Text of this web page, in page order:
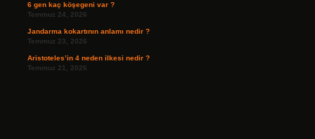
6 gen kaç köşegeni var ?
Temmuz 24, 2026
Jandarma kokartının anlamı nedir ?
Temmuz 23, 2026
Aristoteles’in 4 neden ilkesi nedir ?
Temmuz 21, 2026